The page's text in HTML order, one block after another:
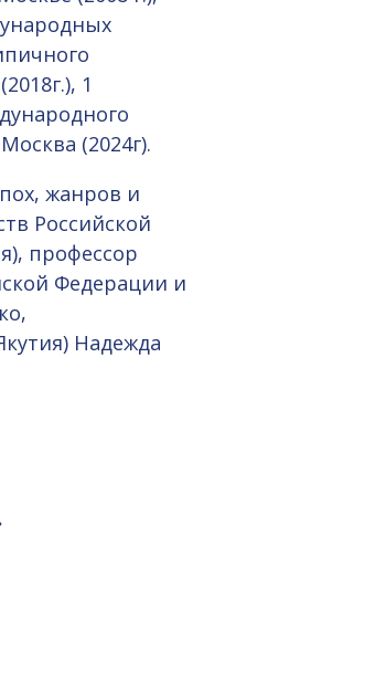
1
(2024г).
жанров и
Российской
профессор
Федерации и
Надежда